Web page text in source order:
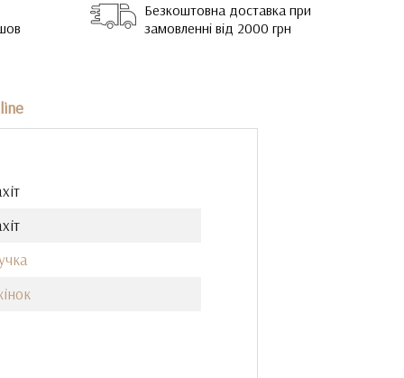
Безкоштовна доставка при
замовленні від 2000 грн